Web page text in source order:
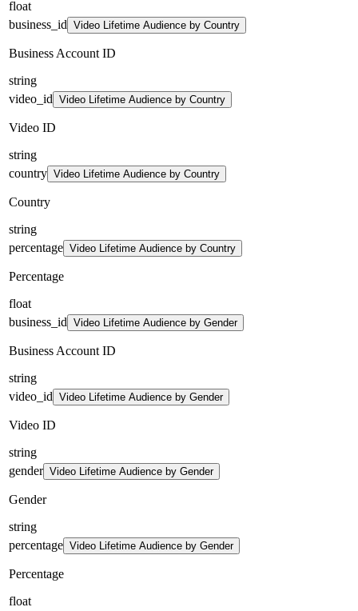
float
business_id Video Lifetime Audience by Country
Business Account ID
string
video_id Video Lifetime Audience by Country
Video ID
string
country Video Lifetime Audience by Country
Country
string
percentage Video Lifetime Audience by Country
Percentage
float
business_id Video Lifetime Audience by Gender
Business Account ID
string
video_id Video Lifetime Audience by Gender
Video ID
string
gender Video Lifetime Audience by Gender
Gender
string
percentage Video Lifetime Audience by Gender
Percentage
float